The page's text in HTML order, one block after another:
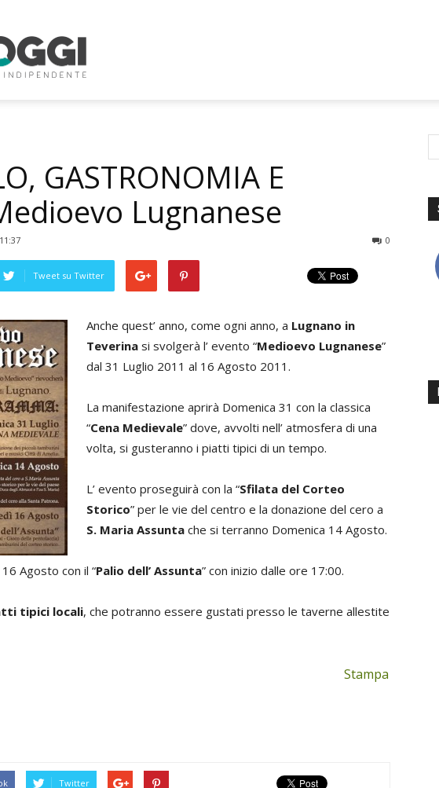
GASTRONOMIA E
Lugnanese
0
Tweet su Twitter
Anche quest’ anno, come ogni anno, a Lugnano in
Teverina si svolgerà l’ evento “Medioevo Lugnanese”
dal 31 Luglio 2011 al 16 Agosto 2011.
La manifestazione aprirà Domenica 31 con la classica
“Cena Medievale” dove, avvolti nell’ atmosfera di una
volta, si gusteranno i piatti tipici di un tempo.
L’ evento proseguirà con la “Sfilata del Corteo
Storico” per le vie del centro e la donazione del cero a
S. Maria Assunta che si terranno Domenica 14 Agosto.
Agosto con il “Palio dell’ Assunta” con inizio dalle ore 17:00.
tipici locali, che potranno essere gustati presso le taverne allestite
Stampa
Twitter